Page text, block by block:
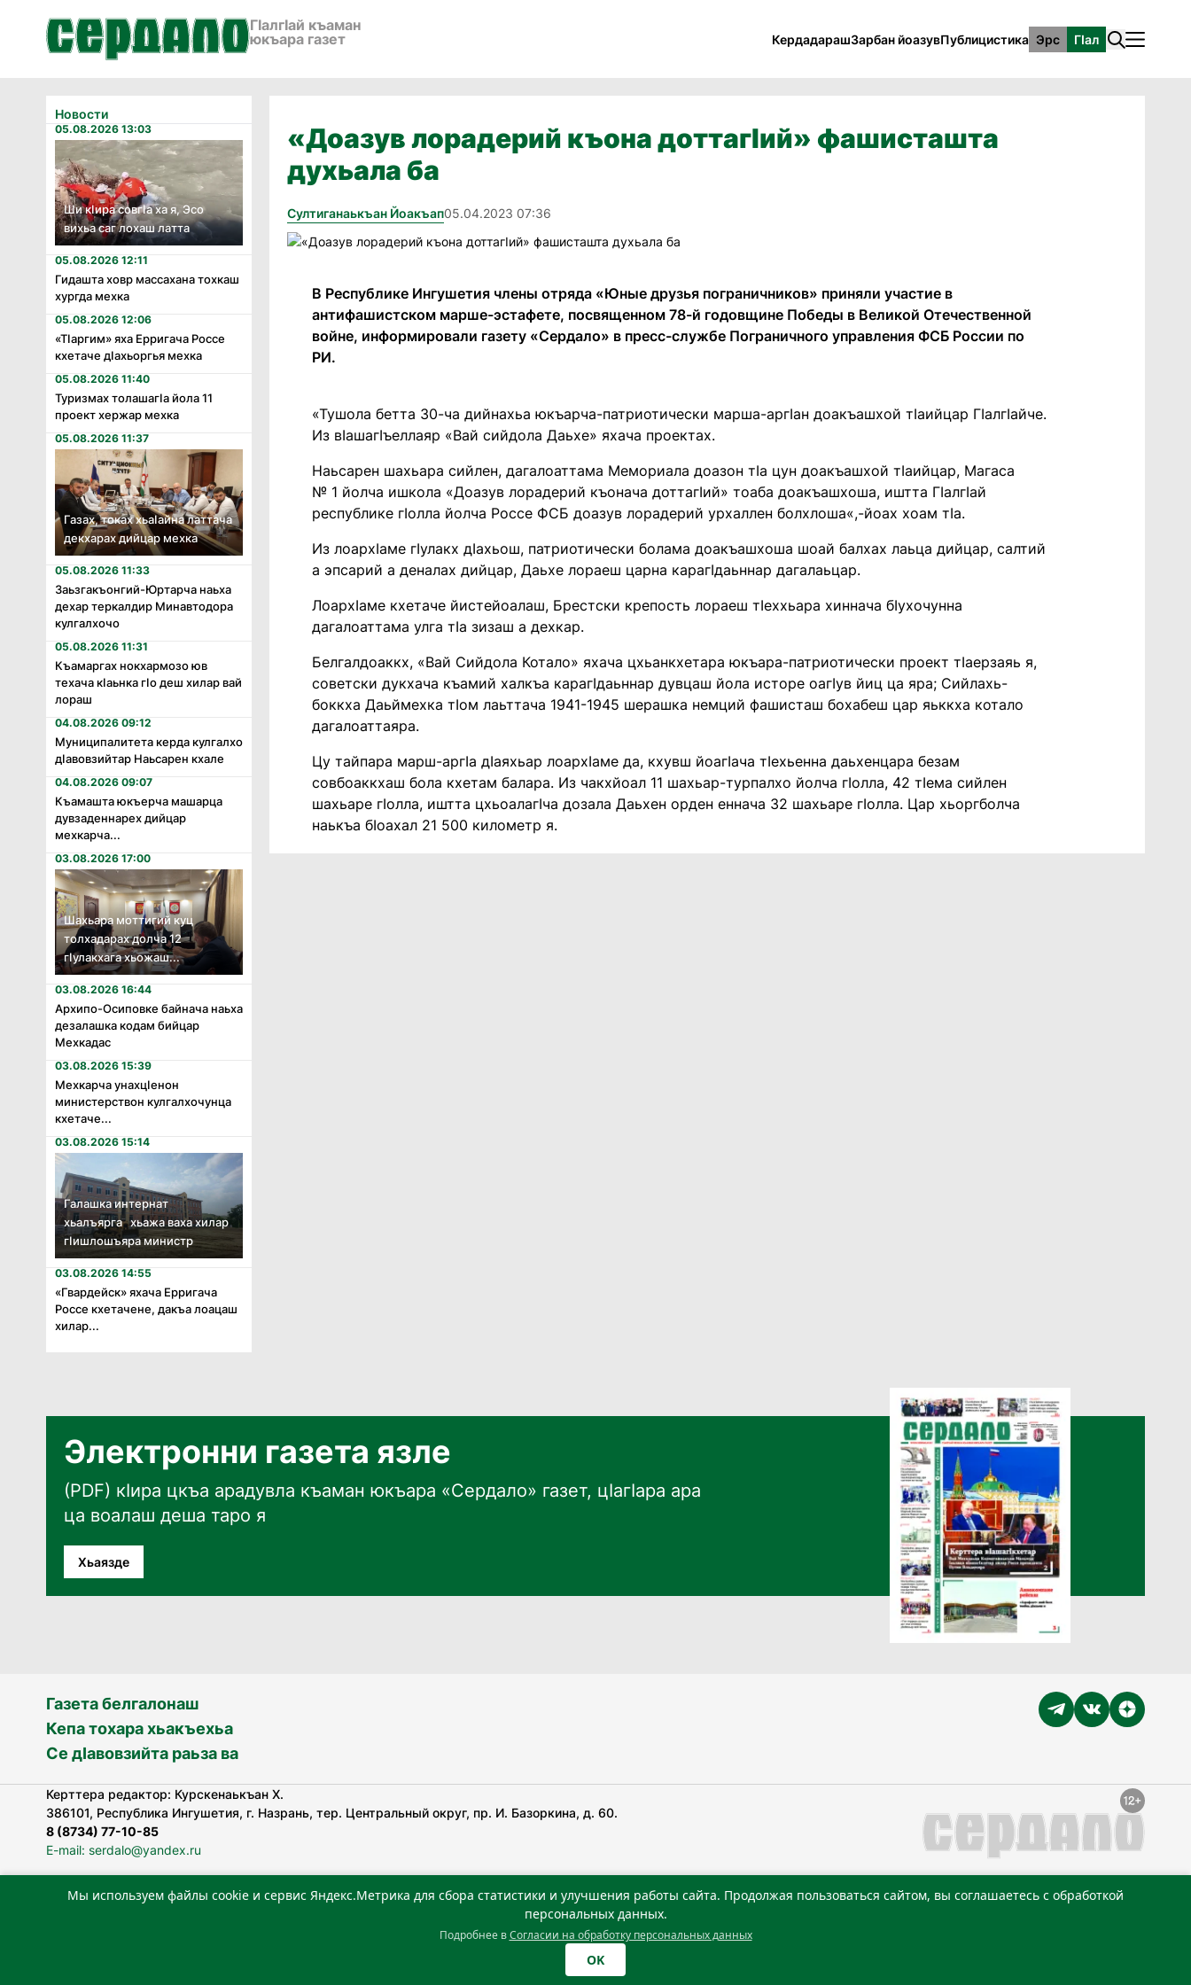
ГӀалгӀай къаман
юкъара газет
КердадарашЗарбан йоазувПублицистика Эрс ГӀал
Новости
05.08.2026 13:03
Ши кӏира совгӏа ха я, Эсо
вихьа саг лохаш латта
05.08.2026 12:11
Гидашта ховр массахана тохкаш
хургда мехка
05.08.2026 12:06
«Тӏаргим» яха Ерригача Россе
кхетаче дӏахьоргья мехка
05.08.2026 11:40
Туризмах толашагӏа йола 11
проект хержар мехка
05.08.2026 11:37
Газах, токах хьаӏайна латтача
декхарах дийцар мехка
05.08.2026 11:33
Заьзгакъонгий-Юртарча наьха
дехар теркалдир Минавтодора
кулгалхочо
05.08.2026 11:31
Къамаргах нокхармозо юв
техача кӏаьнка гӏо деш хилар вай
лораш
04.08.2026 09:12
Муниципалитета керда кулгалхо
дӏавовзийтар Наьсарен кхале
04.08.2026 09:07
Къамашта юкъерча машарца
дувзаденнарех дийцар
мехкарча...
03.08.2026 17:00
Шахьара моттигий куц
толхадарах долча 12
гӏулакхага хьожаш...
03.08.2026 16:44
Архипо-Осиповке байнача наьха
дезалашка кодам бийцар
Мехкадас
03.08.2026 15:39
Мехкарча унахцӏенон
министерствон кулгалхочунца
кхетаче...
03.08.2026 15:14
Галашка интернат
хьалъярга хьажа ваха хилар
гӏишлошъяра министр
03.08.2026 14:55
«Гвардейск» яхача Ерригача
Россе кхетачене, дакъа лоацаш
хилар...
«Доазув лорадерий къона доттагIий» фашисташта
духьала ба
Султиганаькъан Йоакъап05.04.2023 07:36
В Республике Ингушетия члены отряда «Юные друзья пограничников» приняли участие в
антифашистском марше-эстафете, посвященном 78-й годовщине Победы в Великой Отечественной
войне, информировали газету «Сердало» в пресс-службе Пограничного управления ФСБ России по
РИ.
«Тушола бетта 30-ча дийнахьа юкъарча-патриотически марша-аргIан доакъашхой тIаийцар ГIалгIайче.
Из вIашагIъеллаяр «Вай сийдола Даьхе» яхача проектах.
Наьсарен шахьара сийлен, дагалоаттама Мемориала доазон тIа цун доакъашхой тIаийцар, Магаса
№ 1 йолча ишкола «Доазув лорадерий къонача доттагIий» тоаба доакъашхоша, иштта ГIалгIай
республике гIолла йолча Россе ФСБ доазув лорадерий урхаллен болхлоша«,-йоах хоам тIа.
Из лоархIаме гIулакх дIахьош, патриотически болама доакъашхоша шоай балхах лаьца дийцар, салтий
а эпсарий а деналах дийцар, Даьхе лораеш царна карагIдаьннар дагалаьцар.
ЛоархIаме кхетаче йистейоалаш, Брестски крепость лораеш тIеххьара хиннача бIухочунна
дагалоаттама улга тIа зизаш а дехкар.
Белгалдоаккх, «Вай Сийдола Котало» яхача цхьанкхетара юкъара-патриотически проект тIаерзаяь я,
советски дукхача къамий халкъа карагIдаьннар дувцаш йола исторе оагIув йиц ца яра; Сийлахь-
боккха Даьймехка тIом лаьттача 1941-1945 шерашка немций фашисташ бохабеш цар яьккха котало
дагалоаттаяра.
Цу тайпара марш-аргIа дIаяхьар лоархIаме да, кхувш йоагIача тIехьенна даьхенцара безам
совбоаккхаш бола кхетам балара. Из чакхйоал 11 шахьар-турпалхо йолча гIолла, 42 тIема сийлен
шахьаре гIолла, иштта цхьоалагIча дозала Даьхен орден еннача 32 шахьаре гIолла. Цар хьоргболча
наькъа бIоахал 21 500 километр я.
Электронни газета язле
(PDF) кӀира цкъа арадувла къаман юкъара «Сердало» газет, цӀагӀара ара
ца воалаш деша таро я
Хьаязде
Газета белгалонаш
Кепа тохара хьакъехьа
Се дӀавовзийта раьза ва
Керттера редактор: Курскенаькъан Х.
386101, Республика Ингушетия, г. Назрань, тер. Центральный округ, пр. И. Базоркина, д. 60.
8 (8734) 77-10-85
E-mail: serdalo@yandex.ru
«Сердало» газета арадувлар чIоагIдаьд бувзамеи, хоам беча гIирсаштеи, цар дуккхача тайпаштеи тIахьожам
Реестровая запись СМИ: ЭЛ № ФС 77-78323 от 15.05.2020 г. Учредитель: Государственное автономное учреждение
Мы используем файлы cookie и сервис Яндекс.Метрика для сбора статистики и улучшения работы сайта. Продолжая пользоваться сайтом, вы соглашаетесь с обработкой
персональных данных.
Подробнее вСогласии на обработку персональных данных
OK